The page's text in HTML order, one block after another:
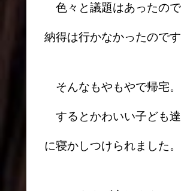
色々と議題はあったの
納得は行かなかったので
そんなもやもやで帰宅。
するとかわいい子ども
に寝かしつけられました